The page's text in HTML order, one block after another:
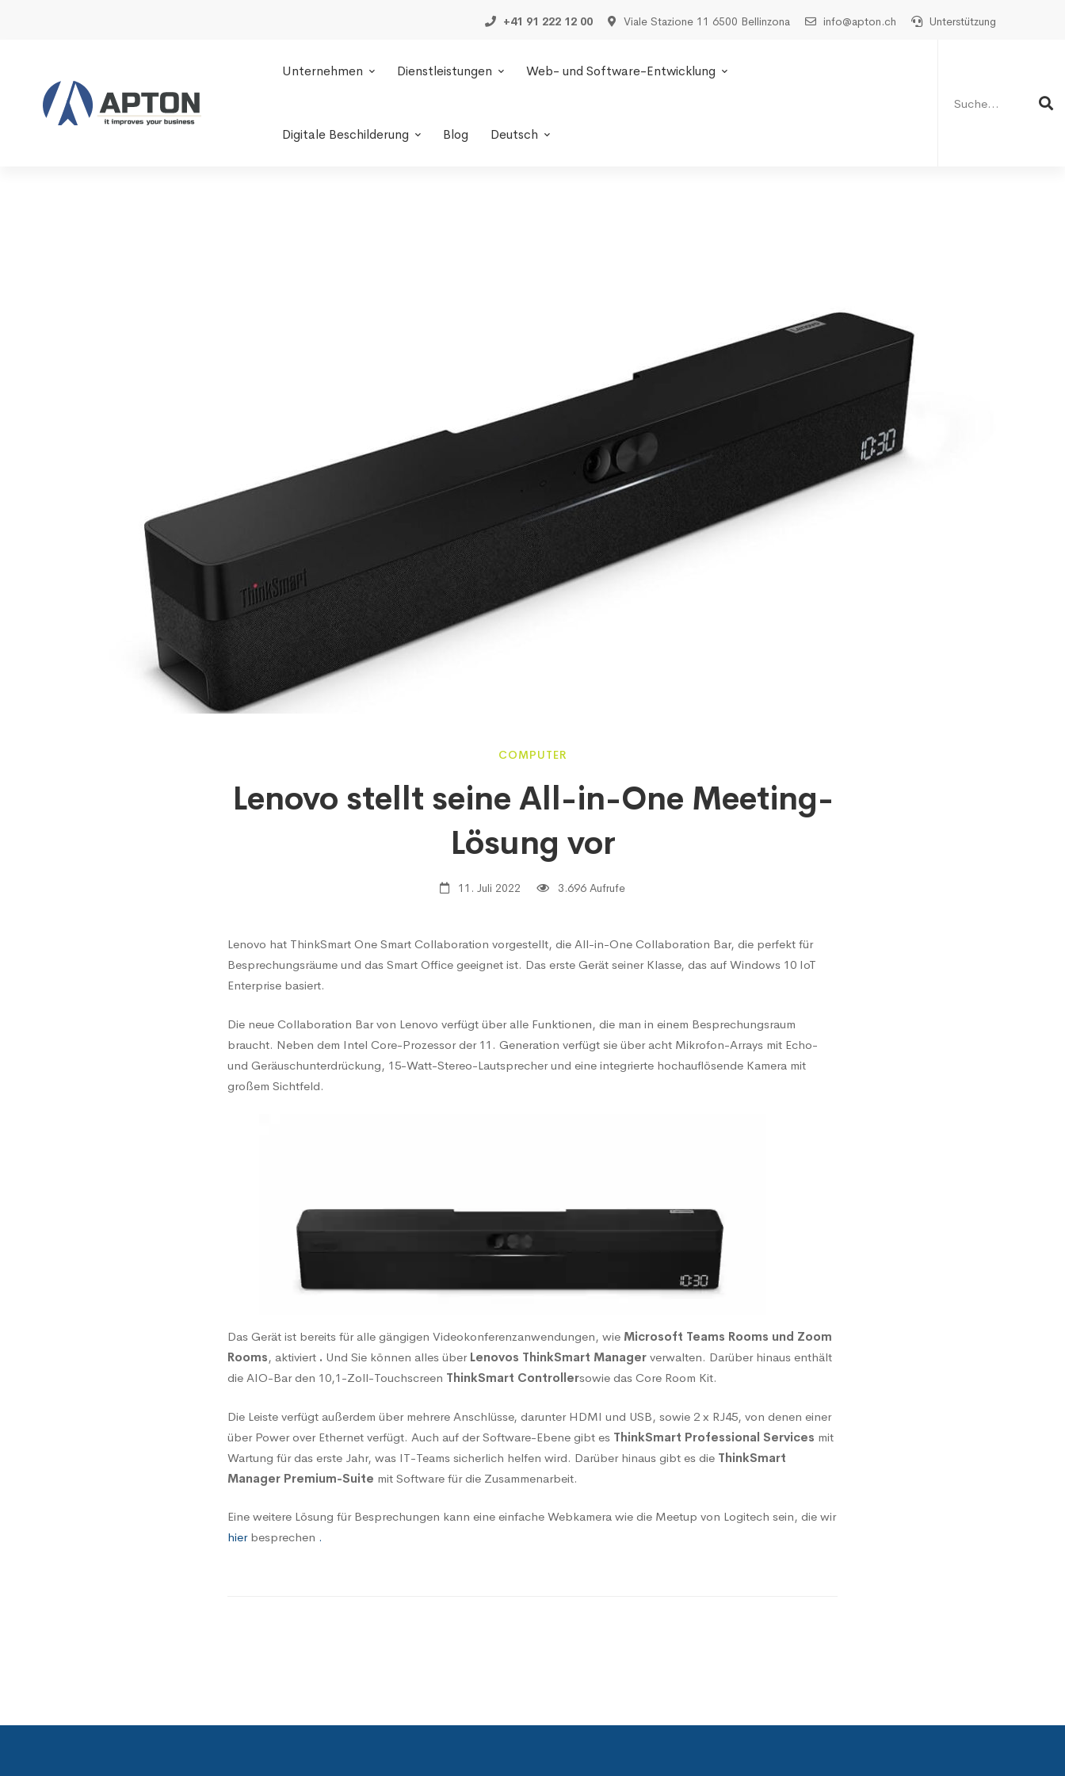
+41 91 222 12 00 Viale Stazione 11 6500 Bellinzona info@apton.ch Unterstützung
Unternehmen Dienstleistungen Web- und Software-Entwicklung
Digitale Beschilderung Blog Deutsch
stellt
All-
in-
One
Meeting-
COMPUTER
Lenovo stellt seine All-in-One Meeting-
Lösung vor
11. Juli 2022 3.696 Aufrufe
Lenovo hat ThinkSmart One Smart Collaboration vorgestellt, die All-in-One Collaboration Bar, die perfekt für
Besprechungsräume und das Smart Office geeignet ist. Das erste Gerät seiner Klasse, das auf Windows 10 IoT
Enterprise basiert.
Die neue Collaboration Bar von Lenovo verfügt über alle Funktionen, die man in einem Besprechungsraum
braucht. Neben dem Intel Core-Prozessor der 11. Generation verfügt sie über acht Mikrofon-Arrays mit Echo-
und Geräuschunterdrückung, 15-Watt-Stereo-Lautsprecher und eine integrierte hochauflösende Kamera mit
großem Sichtfeld.
Das Gerät ist bereits für alle gängigen Videokonferenzanwendungen, wie Microsoft Teams Rooms und Zoom
Rooms, aktiviert . Und Sie können alles über Lenovos ThinkSmart Manager verwalten. Darüber hinaus enthält
die AIO-Bar den 10,1-Zoll-Touchscreen ThinkSmart Controllersowie das Core Room Kit.
Die Leiste verfügt außerdem über mehrere Anschlüsse, darunter HDMI und USB, sowie 2 x RJ45, von denen einer
über Power over Ethernet verfügt. Auch auf der Software-Ebene gibt es ThinkSmart Professional Services mit
Wartung für das erste Jahr, was IT-Teams sicherlich helfen wird. Darüber hinaus gibt es die ThinkSmart
Manager Premium-Suite mit Software für die Zusammenarbeit.
Eine weitere Lösung für Besprechungen kann eine einfache Webkamera wie die Meetup von Logitech sein, die wir
hierbesprechen .